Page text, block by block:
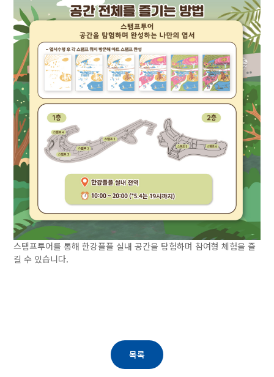
스탬프투어를 통해 한강플플 실내 공간을 탐험하며 참여형 체험을 즐
길 수 있습니다.
목록